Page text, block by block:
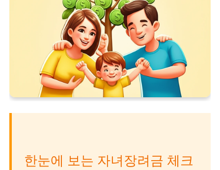
한눈에 보는 자녀장려금 체크